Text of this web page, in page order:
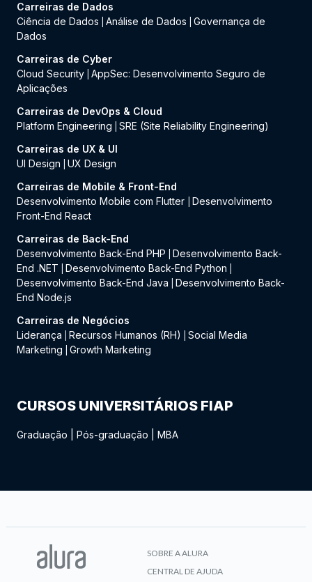
Carreiras de Dados
Ciência de Dados
Análise de Dados
Governança de
Dados
Carreiras de Cyber
Cloud Security AppSec: Desenvolvimento Seguro de
Aplicações
Carreiras de DevOps & Cloud
Platform Engineering
SRE (Site Reliability Engineering)
Carreiras de UX & UI
UI Design
UX Design
Carreiras de Mobile & Front-End
Desenvolvimento Mobile com Flutter
Desenvolvimento
Front-End React
Carreiras de Back-End
Desenvolvimento Back-End PHP
Desenvolvimento Back-
End .NET
Desenvolvimento Back-End Python
Desenvolvimento Back-End Java
Desenvolvimento Back-
End Node.js
Carreiras de Negócios
Liderança
Recursos Humanos (RH)
Social Media
Marketing
Growth Marketing
CURSOS UNIVERSITÁRIOS FIAP
Graduação Pós-graduação MBA
SOBRE A ALURA
CENTRAL DE AJUDA